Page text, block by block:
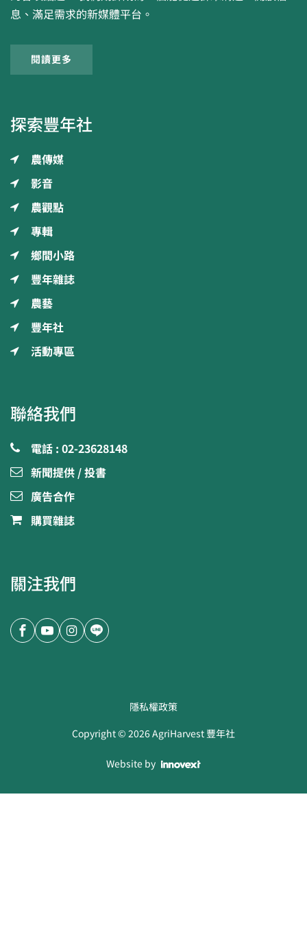
息、滿足需求的新媒體平台。
閱讀更多
探索豐年社
農傳媒
影音
農觀點
專輯
鄉間小路
豐年雜誌
農藝
豐年社
活動專區
聯絡我們
電話 : 02-23628148
新聞提供 / 投書
廣告合作
購買雜誌
關注我們
隱私權政策
Copyright ©2026AgriHarvest 豐年社
Website by